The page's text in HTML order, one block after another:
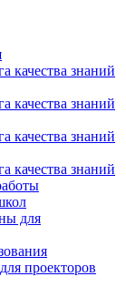
качества знаний
качества знаний
качества знаний
качества знаний
для
проекторов